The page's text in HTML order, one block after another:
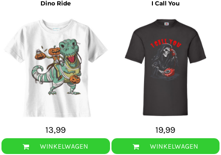
Dino Ride
13,99
WINKELWAGEN
I Call You
19,99
WINKELWAGEN